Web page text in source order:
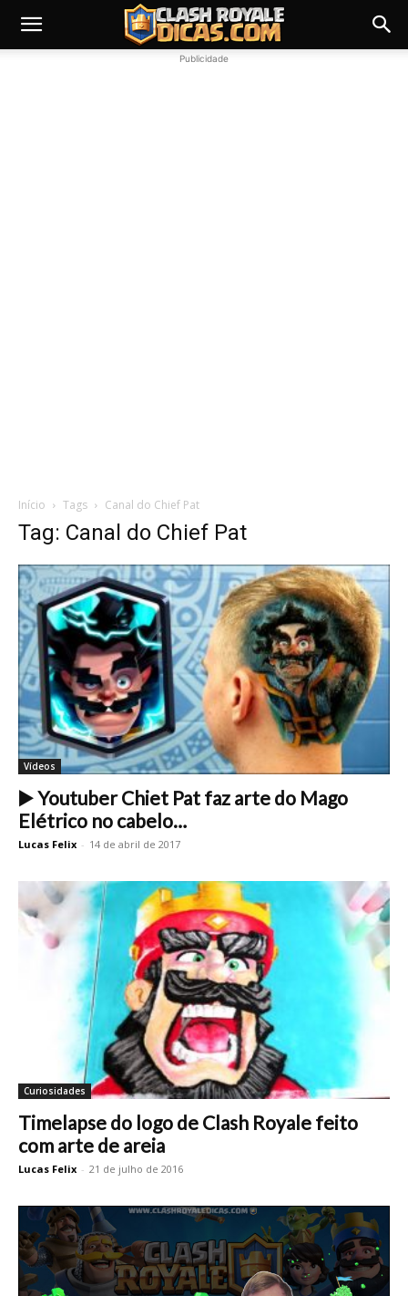
Publicidade
Início Tags Canal do Chief Pat
Tag: Canal do Chief Pat
Vídeos
▶️ Youtuber Chiet Pat faz arte do Mago
Elétrico no cabelo…
Lucas Felix - 14 de abril de 2017
Curiosidades
Timelapse do logo de Clash Royale feito
com arte de areia
Lucas Felix - 21 de julho de 2016